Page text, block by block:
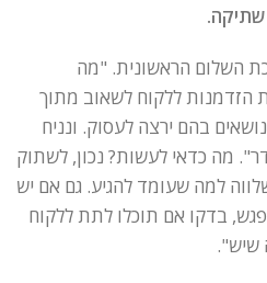
השלום הראשונית. "מה
ללקוח לשאוב מתוך
בהם ירצה לעסוק. ונניח
מה כדאי לעשות? נכון, לשתוק
למה שעומד להגיע. גם אם יש
בדקו אם תוכלו לתת ללקוח
שיש".